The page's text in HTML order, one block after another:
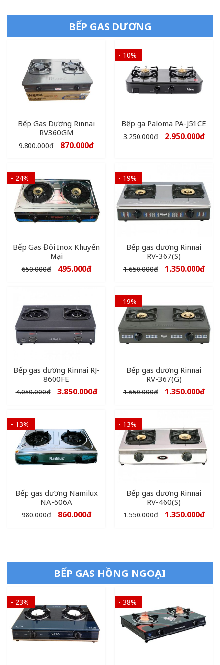
BẾP GAS DƯƠNG
Bếp Gas Dương Rinnai
RV360GM
9.800.000đ 870.000đ
- 10%
Bếp ga Paloma PA-J51CE
3.250.000đ 2.950.000đ
- 24%
Bếp Gas Đôi Inox Khuyến
Mại
650.000đ 495.000đ
- 19%
Bếp gas dương Rinnai
RV-367(S)
1.650.000đ 1.350.000đ
Bếp gas dương Rinnai RJ-
8600FE
4.050.000đ 3.850.000đ
- 19%
Bếp gas dương Rinnai
RV-367(G)
1.650.000đ 1.350.000đ
- 13%
Bếp gas dương Namilux
NA-606A
980.000đ 860.000đ
- 13%
Bếp gas dương Rinnai
RV-460(S)
1.550.000đ 1.350.000đ
BẾP GAS HỒNG NGOẠI
- 23% - 38%